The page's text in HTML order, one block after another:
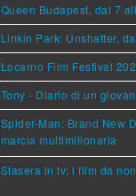
Queen Budapest, dal 7
Linkin Park: Unshatter,
Locarno Film Festival
Tony - Diario di un
Spider-Man: Brand New
marcia multimilionaria
Stasera in tv: i film da